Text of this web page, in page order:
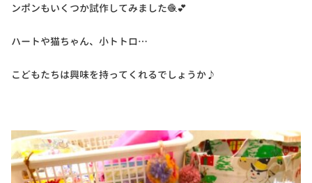
ンポンもいくつか試作してみました🧶💕
ハートや猫ちゃん、小トトロ…
こどもたちは興味を持ってくれるでしょうか♪